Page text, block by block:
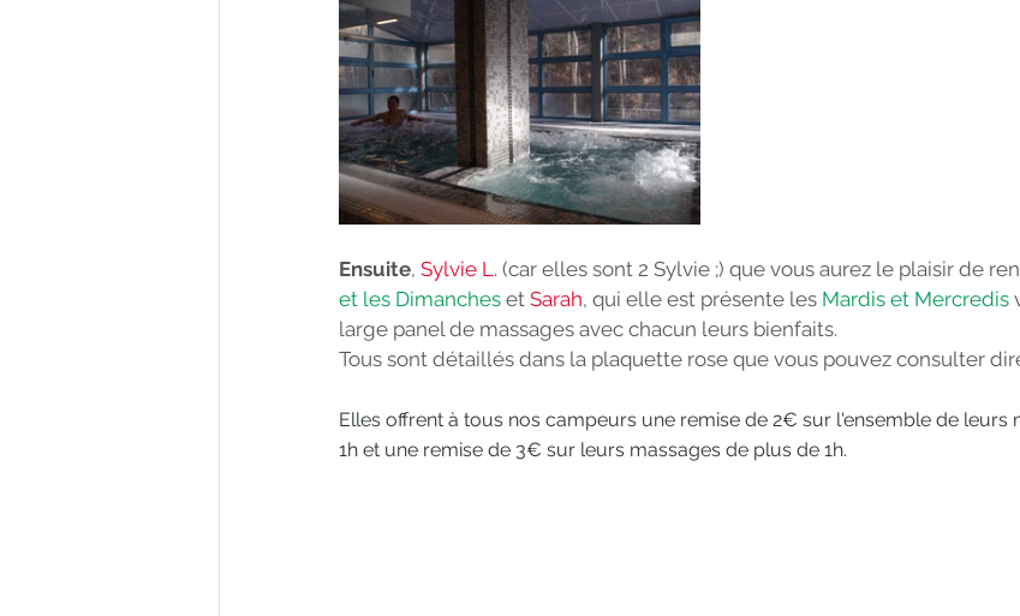
Ensuite, Sylvie L. (car elles sont 2 Sylvie ;) que vous aurez le plaisir de
et les Dimanches et Sarah, qui elle est présente les Mardis et Mercredis
large panel de massages avec chacun leurs bienfaits.
Tous sont détaillés dans la plaquette rose que vous pouvez consulter
Elles offrent à tous nos campeurs une remise de 2€ sur l'ensemble de leurs
1h et une remise de 3€ sur leurs massages de plus de 1h.